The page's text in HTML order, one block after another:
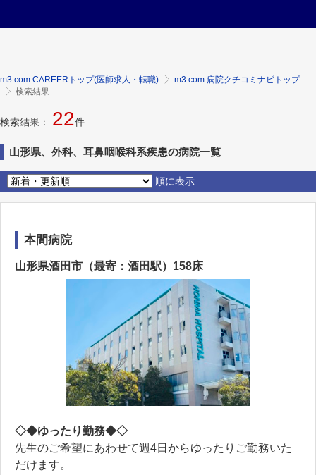
m3.com CAREERトップ(医師求人・転職)
m3.com 病院クチコミナビトップ
検索結果
検索結果： 22件
山形県、外科、耳鼻咽喉科系疾患の病院一覧
順に表示
本間病院
山形県酒田市（最寄：酒田駅）158床
◇◆ゆったり勤務◆◇
先生のご希望にあわせて週4日からゆったりご勤務いた
だけます。